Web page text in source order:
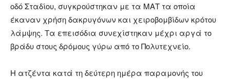
οδό Σταδίου, συγκρούστηκαν με τα ΜΑΤ τα οποία
έκαναν χρήση δακρυγόνων και χειροβομβίδων κρότου
λάμψης. Τα επεισόδια συνεχίστηκαν μέχρι αργά το
βράδυ στους δρόμους γύρω από το Πολυτεχνείο.
H ατζέντα κατά τη δεύτερη ημέρα παραμονής του